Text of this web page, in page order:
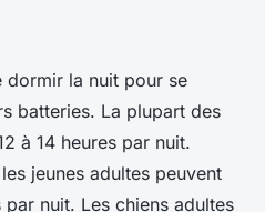
dormir la nuit pour se
batteries. La plupart des
à 14 heures par nuit.
jeunes adultes peuvent
nuit. Les chiens adultes